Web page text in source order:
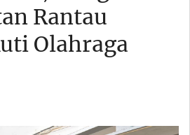
Rantau
Olahraga